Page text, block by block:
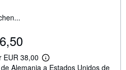
EUR 38,00
M
Alemania a Estados Unidos de